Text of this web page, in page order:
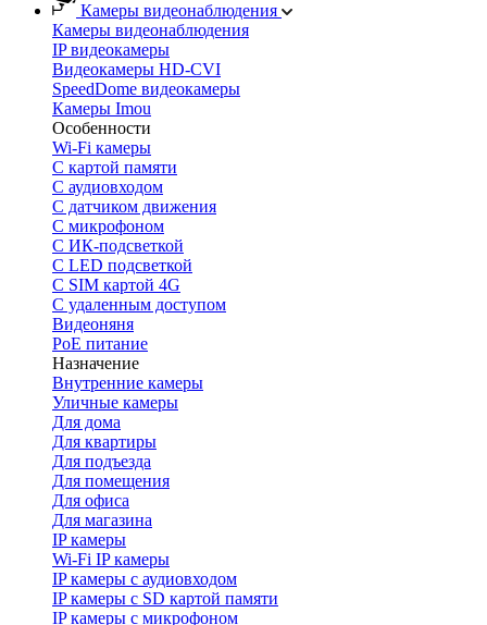
Камеры видеонаблюдения
Камеры видеонаблюдения
IP видеокамеры
Видеокамеры HD-CVI
SpeedDome видеокамеры
Камеры Imou
Особенности
Wi-Fi камеры
С картой памяти
С аудиовходом
С датчиком движения
С микрофоном
С ИК-подсветкой
С LED подсветкой
C SIM картой 4G
C удаленным доступом
Видеоняня
PoE питание
Назначение
Внутренние камеры
Уличные камеры
Для дома
Для квартиры
Для подъезда
Для помещения
Для офиса
Для магазина
IP камеры
Wi-Fi IP камеры
IP камеры с аудиовходом
IP камеры с SD картой памяти
IP камеры с микрофоном